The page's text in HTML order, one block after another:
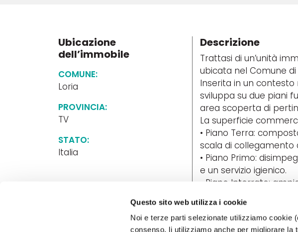
Questo sito web utilizza i cookie
Noi e terze parti selezionate utilizziamo cookie
consenso, li utilizziamo anche per migliorare
Ubicazione
dell’immobile
COMUNE:
Loria
PROVINCIA:
TV
STATO:
Italia
Descrizione
Trattasi di un’unità
ubicata nel Comune di
Inserita in un contesto
sviluppa su due piani
area scoperta di
La superficie
• Piano Terra:
scala di collegamento
• Piano Primo:
e un servizio igienico.
• Piano Interrato:
• Garage: di circa
accesso interno al